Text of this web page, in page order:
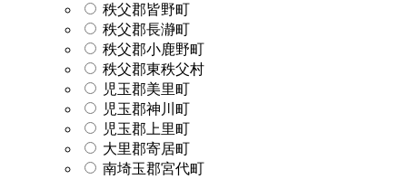
秩父郡皆野町
秩父郡長瀞町
秩父郡小鹿野町
秩父郡東秩父村
児玉郡美里町
児玉郡神川町
児玉郡上里町
大里郡寄居町
南埼玉郡宮代町